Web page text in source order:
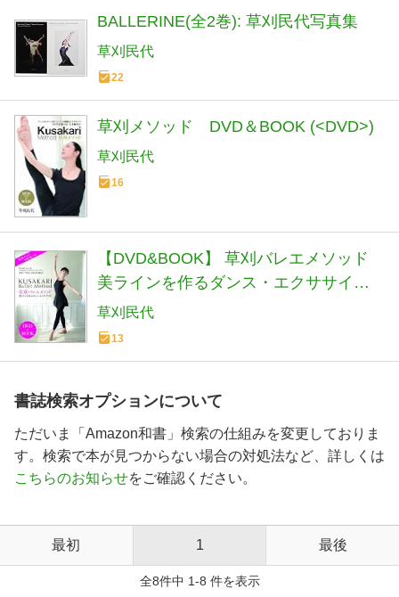
BALLERINE(全2巻): 草刈民代写真集
草刈民代
22
草刈メソッド DVD＆BOOK (<DVD>)
草刈民代
16
【DVD&BOOK】 草刈バレエメソッド
美ラインを作るダンス・エクササイズ
((DVD&BOOK))
草刈民代
13
書誌検索オプションについて
ただいま「Amazon和書」検索の仕組みを変更しておりま
す。検索で本が見つからない場合の対処法など、詳しくは
こちらのお知らせをご確認ください。
最初 1 最後
全8件中 1-8 件を表示